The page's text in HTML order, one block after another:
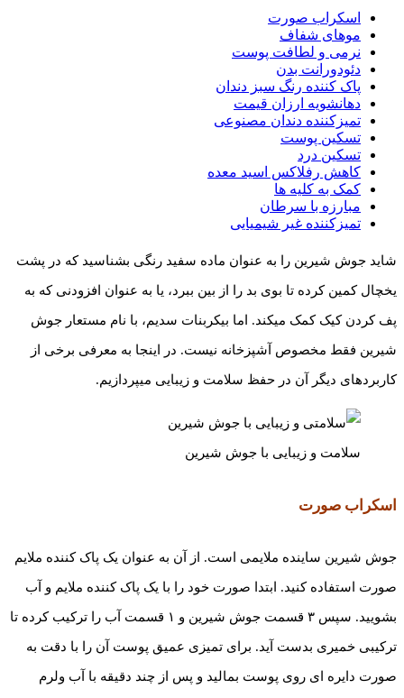
اسکراب صورت
موهای شفاف
نرمی و لطافت پوست
دئودورانت بدن
پاک­ کننده رنگ سبز دندان
دهانشویه ارزان قیمت
تمیزکننده دندان مصنوعی
تسکین پوست
تسکین درد
کاهش رفلاکس اسید معده
کمک به کلیه­ ها
مبارزه با سرطان
تمیز­کننده غیر شیمیایی
شاید جوش شیرین را به عنوان ماده سفید رنگی بشناسید که در پشت
یخچال کمین کرده تا بوی بد را از بین ببرد، یا به عنوان افزودنی که به
پف کردن کیک کمک می­کند. اما بی­کربنات سدیم، با نام مستعار جوش
شیرین فقط مخصوص آشپزخانه نیست. در اینجا به معرفی برخی از
کاربردهای دیگر آن در حفظ سلامت و زیبایی می­پردازیم.
سلامت و زیبایی با جوش شیرین
اسکراب صورت
جوش ­شیرین ساینده ملایمی است. از آن به عنوان یک پاک کننده ملایم
صورت استفاده کنید. ابتدا صورت خود را با یک پاک کننده ملایم و آب
بشویید. سپس ۳ قسمت جوش شیرین و ۱ قسمت آب را ترکیب کرده تا
ترکیبی خمیری بدست آید. برای تمیزی عمیق پوست آن را با دقت به
صورت دایره ­ای روی پوست بمالید و پس از چند دقیقه با آب ولرم